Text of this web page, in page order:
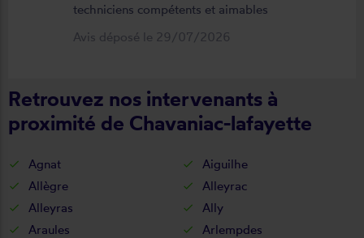
techniciens compétents et aimables
Avis déposé le 29/07/2026
Retrouvez nos intervenants à
proximité de Chavaniac-lafayette
Agnat
Aiguilhe
Allègre
Alleyrac
Alleyras
Ally
Araules
Arlempdes